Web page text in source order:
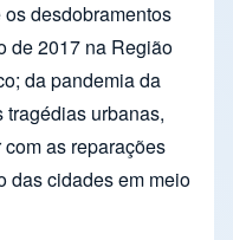
desdobramentos
de 2017 na Região
da pandemia da
tragédias urbanas,
as reparações
das cidades em meio